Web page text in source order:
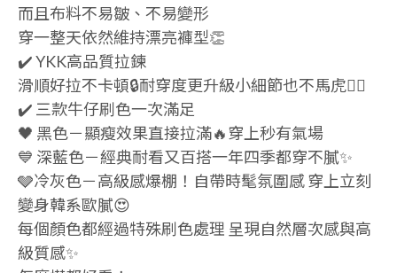
而且布料不易皺、不易變形
穿一整天依然維持漂亮褲型👏
✔️ YKK高品質拉鍊
滑順好拉不卡頓🔒耐穿度更升級小細節也不馬虎👌🏻
✔️ 三款牛仔刷色一次滿足
🖤 黑色－顯瘦效果直接拉滿🔥穿上秒有氣場
💙 深藍色－經典耐看又百搭一年四季都穿不膩✨
🩶冷灰色－高級感爆棚！自帶時髦氛圍感 穿上立刻
變身韓系歐膩😍
每個顏色都經過特殊刷色處理 呈現自然層次感與高
級質感✨